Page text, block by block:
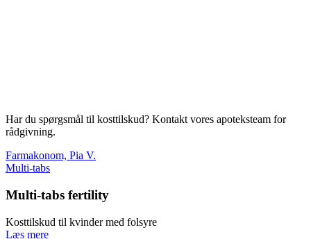
Har du spørgsmål til kosttilskud? Kontakt vores apoteksteam for
rådgivning.
Farmakonom, Pia V.
Multi-tabs
Multi-tabs fertility
Kosttilskud til kvinder med folsyre
Læs mere